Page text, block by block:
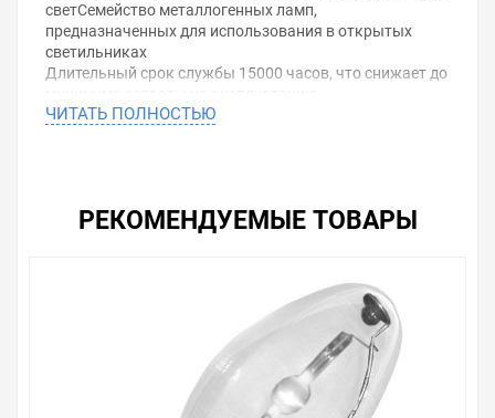
светСемейство металлогенных ламп,
предназначенных для использования в открытых
светильниках
Длительный срок службы 15000 часов, что снижает до
Отличная цветопередача в течение всего срока
Лампы с прозрачной колбой или покрытием
аэропортов, залы, вестибюли, просторных офисов
Покрытие лампы: прозрачное
Цветовая температура: 4200 К
Световой поток: 8 000 Лм
ЧИТАТЬ ПОЛНОСТЬЮ
РЕКОМЕНДУЕМЫЕ ТОВАРЫ